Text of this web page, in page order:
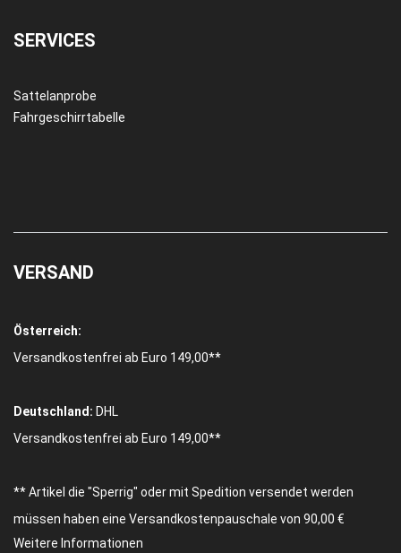
SERVICES
Sattelanprobe
Fahrgeschirrtabelle
VERSAND
Österreich:
Versandkostenfrei ab Euro 149,00**
Deutschland: DHL
Versandkostenfrei ab Euro 149,00**
** Artikel die "Sperrig" oder mit Spedition versendet werden
müssen haben eine Versandkostenpauschale von 90,00 €
Weitere Informationen